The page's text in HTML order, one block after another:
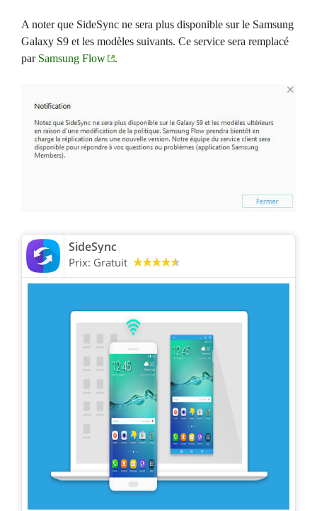
A noter que SideSync ne sera plus disponible sur le Samsung
Galaxy S9 et les modèles suivants. Ce service sera remplacé
par Samsung Flow .
SideSync
Prix: Gratuit